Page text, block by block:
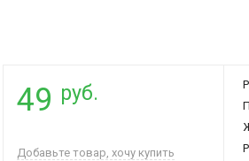
49 руб.
Добавьте товар, хочу купить